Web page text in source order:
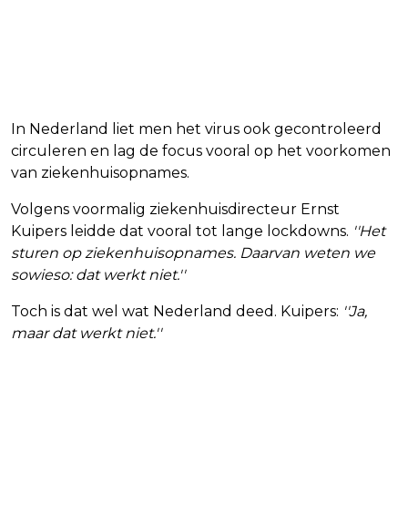
In Nederland liet men het virus ook gecontroleerd
circuleren en lag de focus vooral op het voorkomen
van ziekenhuisopnames.
Volgens voormalig ziekenhuisdirecteur Ernst
Kuipers leidde dat vooral tot lange lockdowns. ''Het
sturen op ziekenhuisopnames. Daarvan weten we
sowieso: dat werkt niet.''
Toch is dat wel wat Nederland deed. Kuipers: ''Ja,
maar dat werkt niet.''